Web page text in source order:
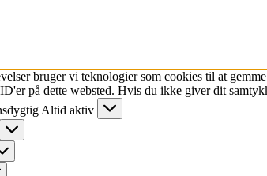
bruger vi teknologier som cookies til at
på dette websted. Hvis du ikke giver dit
Altid aktiv